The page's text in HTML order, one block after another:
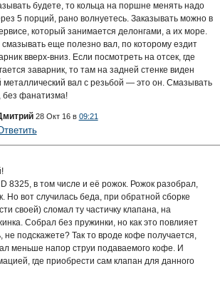
будете, то кольца на поршне менять надо
5 порций, рано волнуетесь. Заказывать можно в
который занимается делонгами, а их море.
смазывать еще полезно вал, по которому ездит
вверх-вниз. Если посмотреть на отсек, где
заварник, то там на задней стенке виден
вал с резьбой — это он. Смазывать
без фанатизма!
28 Окт 16 в 09:21
8325, в том числе и её рожок. Рожок разобрал,
Но вот случилась беда, при обратной сборке
своей) сломал ту частичку клапана, на
Собрал без пружинки, но как это повлияет
не подскажете? Так то вроде кофе получается,
меньше напор струи подаваемого кофе. И
где приобрести сам клапан для данного